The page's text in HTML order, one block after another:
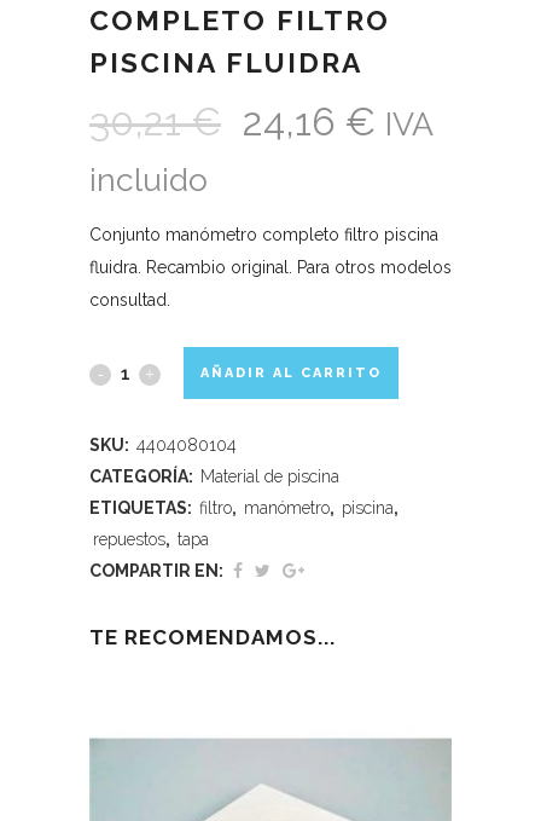
COMPLETO FILTRO
PISCINA FLUIDRA
30,21€ 24,16 € IVA
incluido
Conjunto manómetro completo filtro piscina
fluidra. Recambio original. Para otros modelos
consultad.
AÑADIR AL CARRITO
SKU: 4404080104
CATEGORÍA: Material de piscina
ETIQUETAS: filtro, manómetro, piscina,
repuestos, tapa
COMPARTIR EN:
TE RECOMENDAMOS...